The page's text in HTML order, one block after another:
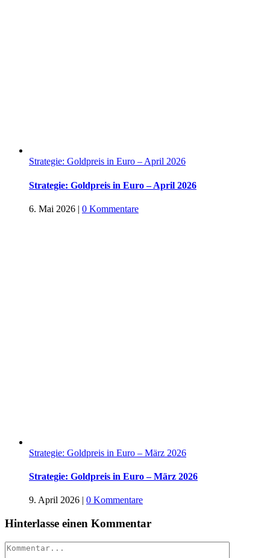
Strategie: Goldpreis in Euro – April 2026
Strategie: Goldpreis in Euro – April 2026
6. Mai 2026 | 0 Kommentare
Strategie: Goldpreis in Euro – März 2026
Strategie: Goldpreis in Euro – März 2026
9. April 2026 | 0 Kommentare
Hinterlasse einen Kommentar
Kommentar